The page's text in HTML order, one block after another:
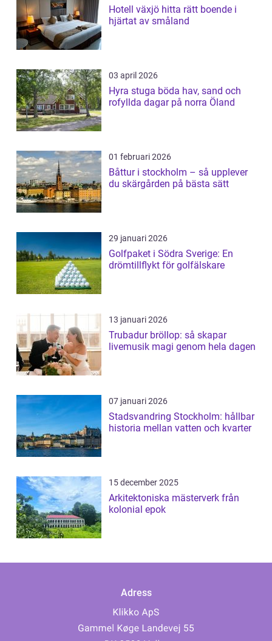
Hotell växjö hitta rätt boende i
hjärtat av småland
03 april 2026
Hyra stuga böda hav, sand och
rofyllda dagar på norra Öland
01 februari 2026
Båttur i stockholm – så upplever
du skärgården på bästa sätt
29 januari 2026
Golfpaket i Södra Sverige: En
drömtillflykt för golfälskare
13 januari 2026
Trubadur bröllop: så skapar
livemusik magi genom hela dagen
07 januari 2026
Stadsvandring Stockholm: hållbar
historia mellan vatten och kvarter
15 december 2025
Arkitektoniska mästerverk från
kolonial epok
Adress